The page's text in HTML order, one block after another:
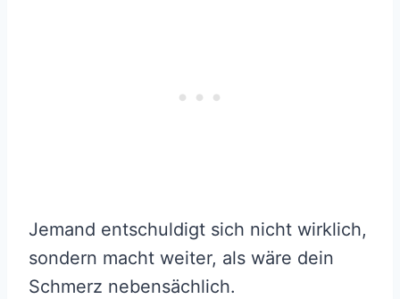
Jemand entschuldigt sich nicht wirklich,
sondern macht weiter, als wäre dein
Schmerz nebensächlich.